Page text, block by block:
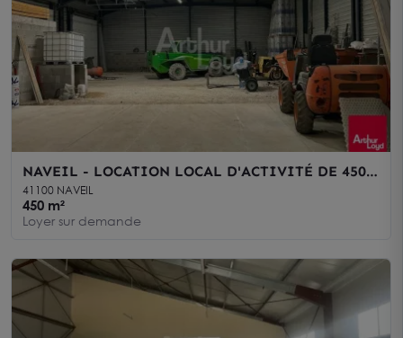
NAVEIL - LOCATION LOCAL D'ACTIVITÉ DE 450
M² - ZONE D'ACTIVITÉS
41100 NAVEIL
450 m²
Loyer sur demande